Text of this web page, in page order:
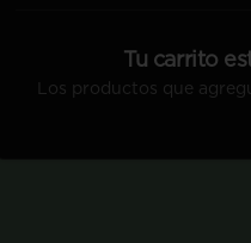
Tu carrito
Los productos que